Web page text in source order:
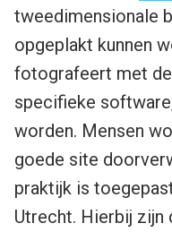
tweedimensionale
opgeplakt kunnen
fotografeert met
specifieke
worden. Mensen
goede site
praktijk is
Utrecht. Hierbij zijn